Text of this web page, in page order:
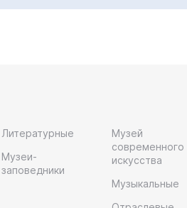
Литературные
Музеи-
заповедники
Музей
современного
искусства
Музыкальные